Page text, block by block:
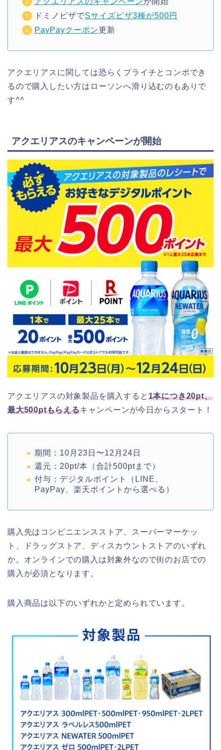
ドミノピザでSサイズピザ3種が500円
PayPayクーポン更新
アクエリアスに関しては恐らくプライチとコンボでき
るので購入したい方はローソンへ滑り込むのもありで
す^^
アクエリアスのキャンペーンが開始
アクエリアスの対象製品を購入すると 1本につき20pt、
最大500ptもらえるキャンペーンが今日からスタート！
期間：10月23日〜12月24日
還元：20pt/本（合計500ptまで）
付与：デジタルポイント（LINE、
PayPay、楽天ポイントから選べる）
購入先はコンビニエンスストア、スーパーマーケッ
ト、ドラッグストア、ディスカウントストアのいずれ
か。オンラインでの購入は対象外なので街のお店での
購入が必須となります。
購入商品は以下のいずれかと定められています。